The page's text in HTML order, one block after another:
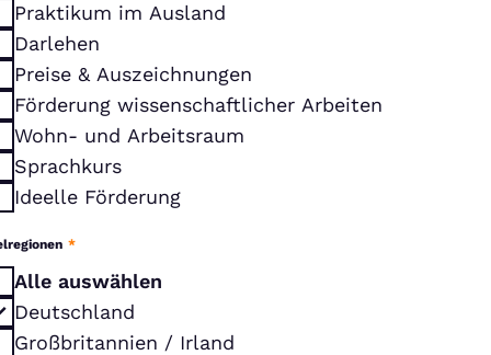
Praktikum im Ausland
Darlehen
Preise & Auszeichnungen
Förderung wissenschaftlicher Arbeiten
Wohn- und Arbeitsraum
Sprachkurs
Ideelle Förderung
*
Alle auswählen
Deutschland
Großbritannien / Irland